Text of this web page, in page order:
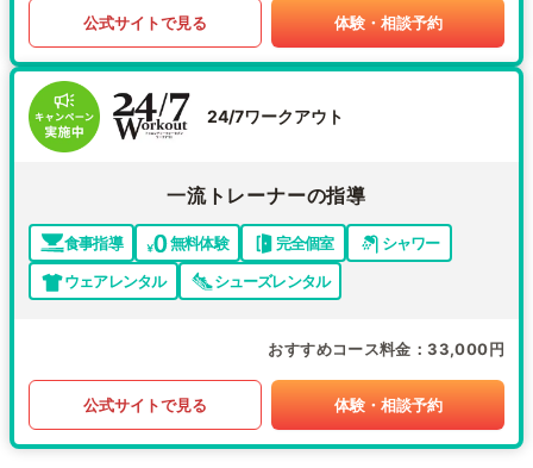
公式サイトで見る 体験・相談予約
24/7ワークアウト
一流トレーナーの指導
食事指導 無料体験 完全個室
シャワー
ウェアレンタル
シューズレンタル
おすすめコース料金 33,000円
公式サイトで見る 体験・相談予約